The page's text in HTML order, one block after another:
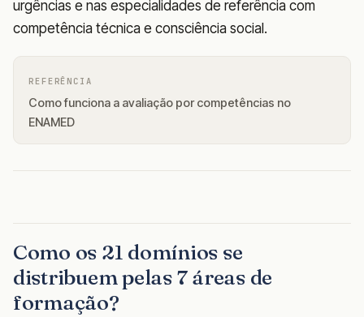
urgências e nas especialidades de referência com
competência técnica e consciência social.
REFERÊNCIA
Como funciona a avaliação por competências no
ENAMED
Como os 21 domínios se
distribuem pelas 7 áreas de
formação?